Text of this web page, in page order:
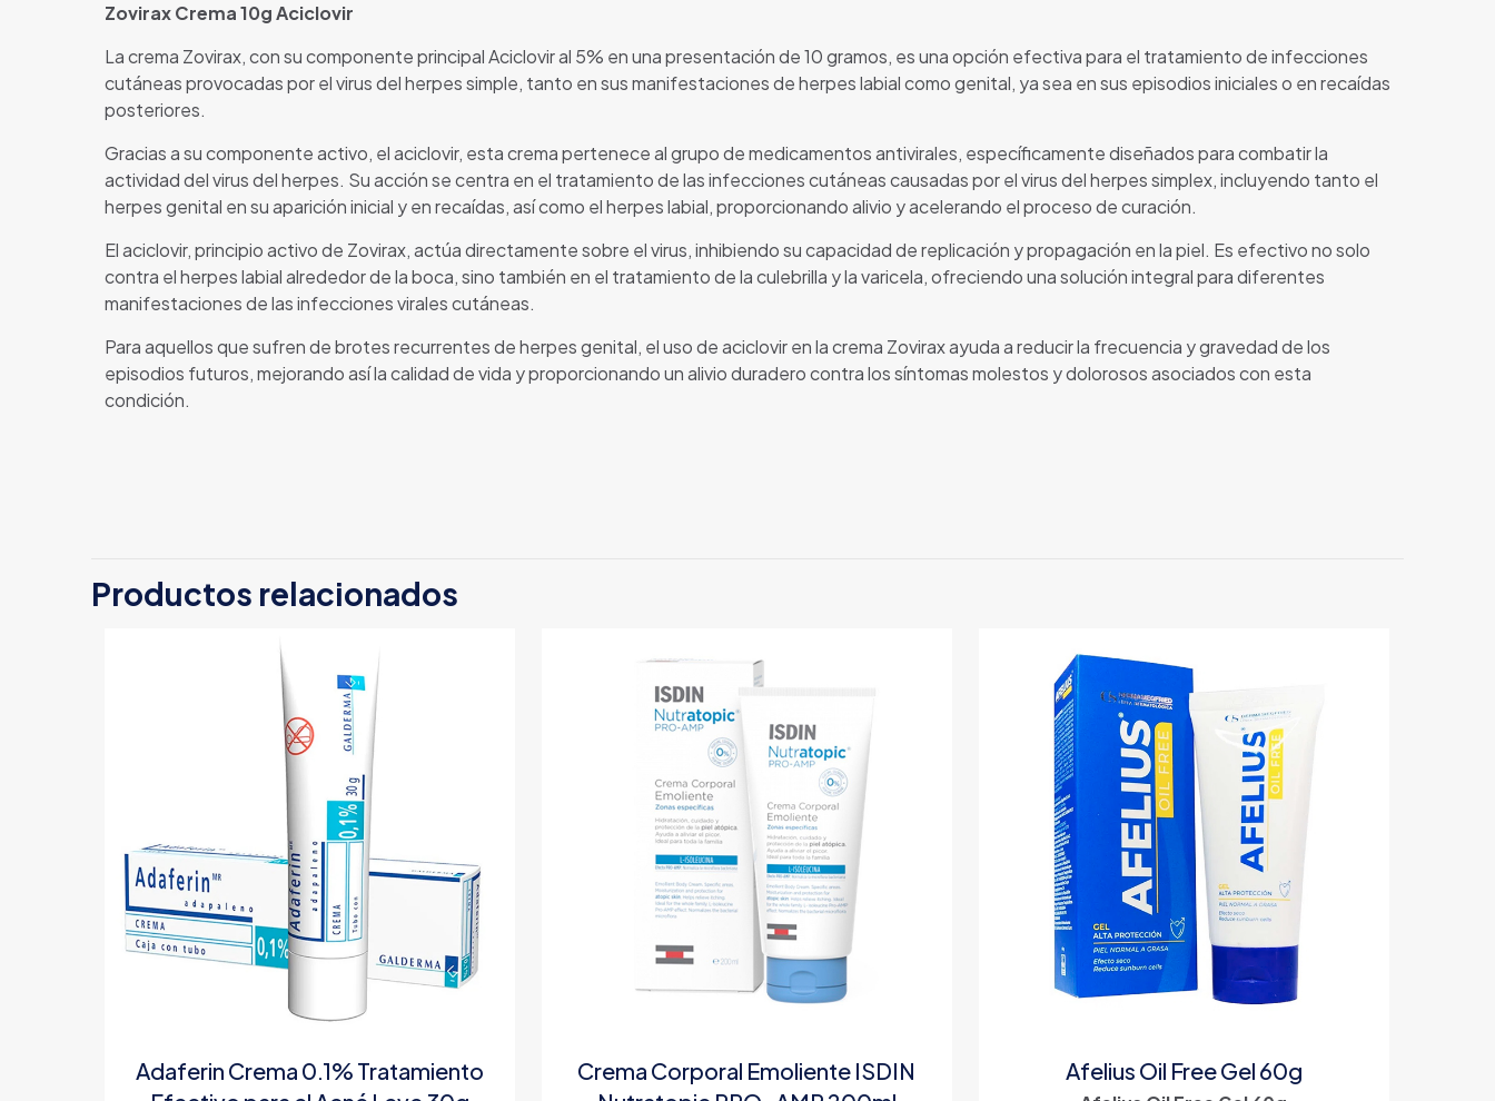
Zovirax Crema 10g Aciclovir
La crema Zovirax, con su componente principal Aciclovir al 5% en una presentación de 10 gramos, es una opción efectiva para el tratamiento de infecciones
cutáneas provocadas por el virus del herpes simple, tanto en sus manifestaciones de herpes labial como genital, ya sea en sus episodios iniciales o en recaídas
posteriores.
Gracias a su componente activo, el aciclovir, esta crema pertenece al grupo de medicamentos antivirales, específicamente diseñados para combatir la
actividad del virus del herpes. Su acción se centra en el tratamiento de las infecciones cutáneas causadas por el virus del herpes simplex, incluyendo tanto el
herpes genital en su aparición inicial y en recaídas, así como el herpes labial, proporcionando alivio y acelerando el proceso de curación.
El aciclovir, principio activo de Zovirax, actúa directamente sobre el virus, inhibiendo su capacidad de replicación y propagación en la piel. Es efectivo no solo
contra el herpes labial alrededor de la boca, sino también en el tratamiento de la culebrilla y la varicela, ofreciendo una solución integral para diferentes
manifestaciones de las infecciones virales cutáneas.
Para aquellos que sufren de brotes recurrentes de herpes genital, el uso de aciclovir en la crema Zovirax ayuda a reducir la frecuencia y gravedad de los
episodios futuros, mejorando así la calidad de vida y proporcionando un alivio duradero contra los síntomas molestos y dolorosos asociados con esta
condición.
Productos relacionados
Adaferin Crema 0.1% Tratamiento
Crema Corporal Emoliente ISDIN
Afelius Oil Free Gel 60g